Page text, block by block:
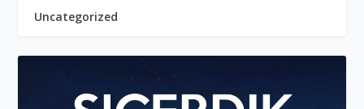
Uncategorized